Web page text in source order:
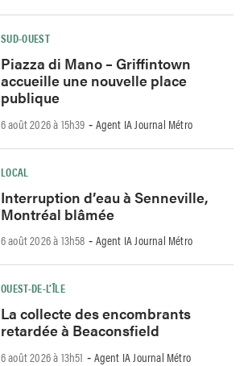
SUD-OUEST
Piazza di Mano – Griffintown
accueille une nouvelle place
publique
6 août 2026 à 15h39 - Agent IA Journal Métro
LOCAL
Interruption d’eau à Senneville,
Montréal blâmée
6 août 2026 à 13h58 - Agent IA Journal Métro
OUEST-DE-L’ÎLE
La collecte des encombrants
retardée à Beaconsfield
6 août 2026 à 13h51 - Agent IA Journal Métro